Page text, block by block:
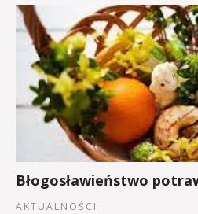
Błogosławieństwo
AKTUALNOŚCI